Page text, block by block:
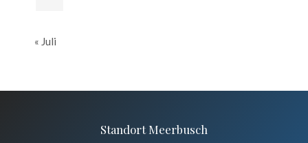
« Juli
Standort Meerbusch